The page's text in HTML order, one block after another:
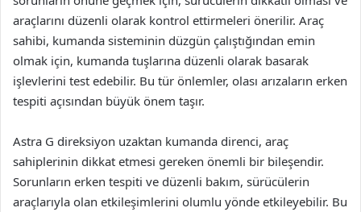
araçlarını düzenli olarak kontrol ettirmeleri önerilir. Araç
sahibi, kumanda sisteminin düzgün çalıştığından emin
olmak için, kumanda tuşlarına düzenli olarak basarak
işlevlerini test edebilir. Bu tür önlemler, olası arızaların erken
tespiti açısından büyük önem taşır.
Astra G direksiyon uzaktan kumanda direnci, araç
sahiplerinin dikkat etmesi gereken önemli bir bileşendir.
Sorunların erken tespiti ve düzenli bakım, sürücülerin
araçlarıyla olan etkileşimlerini olumlu yönde etkileyebilir. Bu